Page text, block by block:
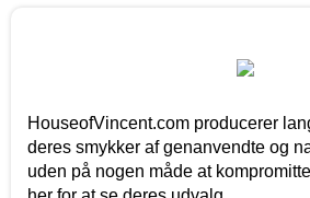
HouseofVincent.com producerer
deres smykker af genanvendte og
uden på nogen måde at